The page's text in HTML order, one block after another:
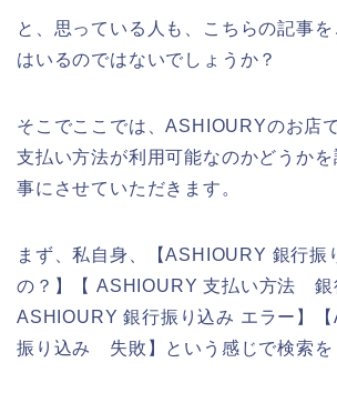
と、思っている人も、こちらの記事
はいるのではないでしょうか？
そこでここでは、ASHIOURYのお店
支払い方法が利用可能なのかどうか
事にさせていただきます。
まず、私自身、【ASHIOURY 銀行
の？】【 ASHIOURY 支払い方法 銀
ASHIOURY 銀行振り込み エラー】
振り込み 失敗】という感じで検索を